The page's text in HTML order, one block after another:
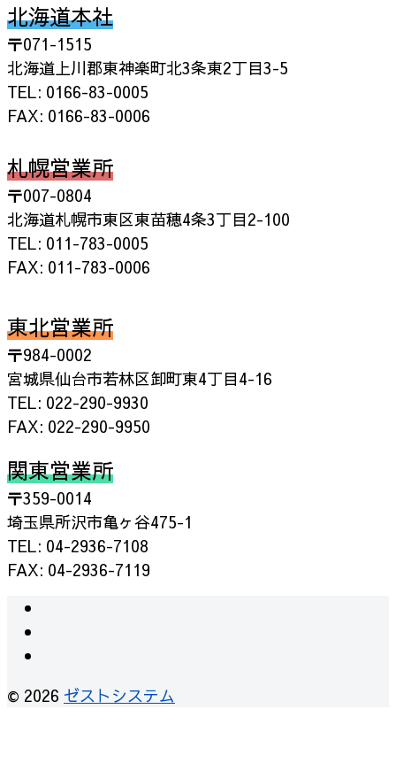
北海道本社
〒071-1515
北海道上川郡東神楽町北3条東2丁目3-5
TEL: 0166-83-0005
FAX: 0166-83-0006
札幌営業所
〒007-0804
北海道札幌市東区東苗穂4条3丁目2-100
TEL: 011-783-0005
FAX: 011-783-0006
東北営業所
〒984-0002
宮城県仙台市若林区卸町東4丁目4-16
TEL: 022-290-9930
FAX: 022-290-9950
関東営業所
〒359-0014
埼玉県所沢市亀ヶ谷475-1
TEL: 04-2936-7108
FAX: 04-2936-7119
© 2026 ゼストシステム